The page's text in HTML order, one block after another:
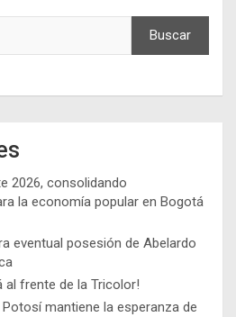
Buscar
2026, consolidando
la economía popular en Bogotá
eventual posesión de Abelardo
al frente de la Tricolor!
mantiene la esperanza de